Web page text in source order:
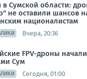
в Сумской области:
не оставили шансов
националистам
Вчера, 20:36
FPV-дроны
Сум
Сегодня, 01:00